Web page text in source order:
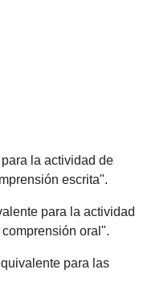
la actividad de
escrita".
para la actividad
oral".
para las